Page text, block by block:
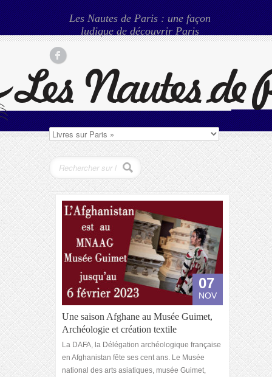
Les Nautes de Paris : une façon
ludique de découvrir Paris
07
NOV
Une saison Afghane au Musée Guimet,
Archéologie et création textile
La DAFA, la Délégation archéologique française
en Afghanistan fête ses cent ans. Le Musée
national des arts asiatiques, musée Guimet,